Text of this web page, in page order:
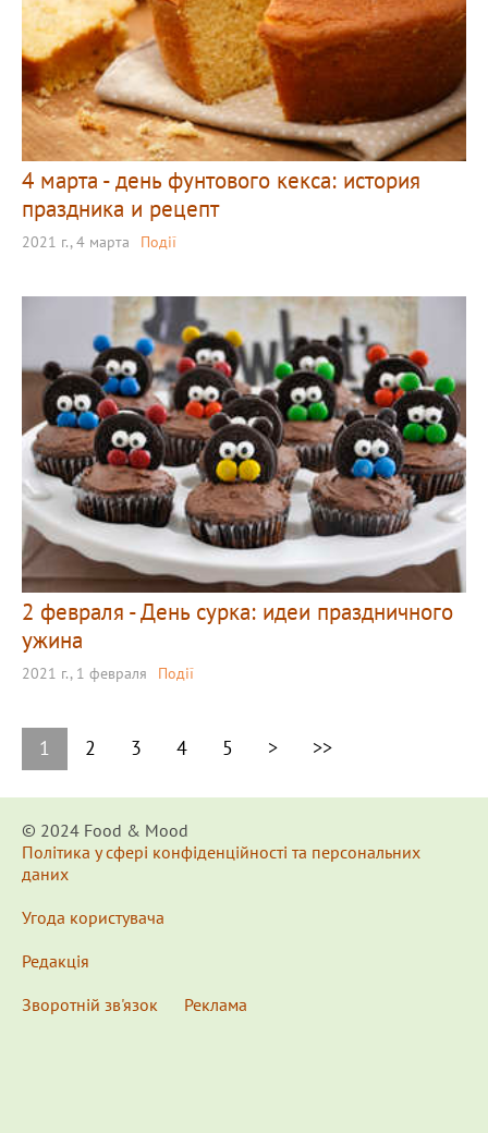
4 марта - день фунтового кекса: история
праздника и рецепт
2021 г., 4 марта Події
2 февраля - День сурка: идеи праздничного
ужина
2021 г., 1 февраля Події
1 2 3 4 5 > >>
© 2024 Food & Мood
Політика у сфері конфіденційності та персональних
даних
Угода користувача
Редакція
Зворотній зв'язок
Реклама